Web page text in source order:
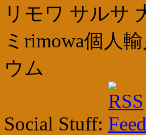
リモワ サルサ
ミrimowa個人
ウム
Social Stuff: